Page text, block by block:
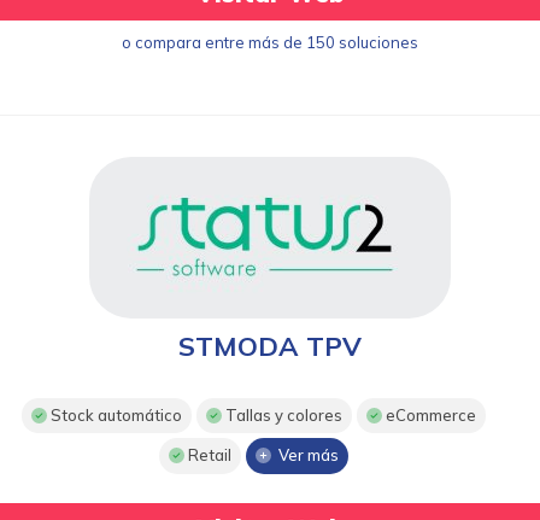
o compara entre más de 150 soluciones
STMODA TPV
Stock automático Tallas y colores eCommerce
Retail Ver más